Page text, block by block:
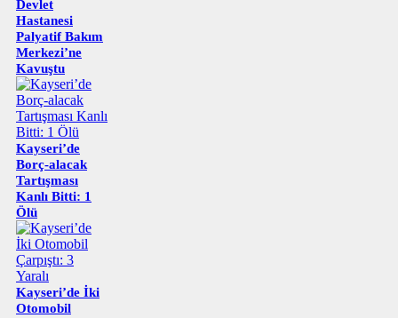
Devlet
Hastanesi
Palyatif Bakım
Merkezi’ne
Kavuştu
Kayseri’de
Borç-alacak
Tartışması
Kanlı Bitti: 1
Ölü
Kayseri’de İki
Otomobil